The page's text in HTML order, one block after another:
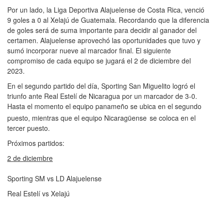
Por un lado, la Liga Deportiva Alajuelense de Costa Rica, venció
9 goles a 0 al Xelajú de Guatemala. Recordando que la diferencia
de goles será de suma importante para decidir al ganador del
certamen. Alajuelense aprovechó las oportunidades que tuvo y
sumó incorporar nueve al marcador final. El siguiente
compromiso de cada equipo se jugará el 2 de diciembre del
2023.
En el segundo partido del día, Sporting San Miguelito logró el
triunfo ante Real Estelí de Nicaragua por un marcador de 3-0.
Hasta el momento el equipo panameño se ubica en el segundo
puesto, mientras que el equipo Nicaragüense se coloca en el
tercer puesto.
Próximos partidos:
2 de diciembre
Sporting SM vs LD Alajuelense
Real Estelí vs Xelajú